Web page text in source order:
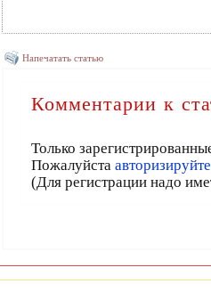
Напечатать статью
Комментарии к
Только
Пожалуйста
(Для регистрации надо